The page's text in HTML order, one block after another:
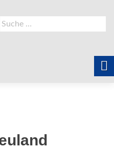
Suche
nach:
NAVIGATION